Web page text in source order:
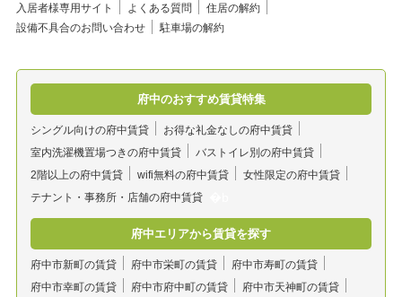
入居者様専用サイト よくある質問
住居の解約
設備不具合のお問い合わせ
駐車場の解約
府中のおすすめ賃貸特集
シングル向けの府中賃貸
お得な礼金なしの府中賃貸
室内洗濯機置場つきの府中賃貸
バストイレ別の府中賃貸
2階以上の府中賃貸
wifi無料の府中賃貸
女性限定の府中賃貸
テナント・事務所・店舗の府中賃貸
府中エリアから賃貸を探す
府中市新町の賃貸 府中市栄町の賃貸
府中市寿町の賃貸
府中市幸町の賃貸
府中市府中町の賃貸
府中市天神町の賃貸